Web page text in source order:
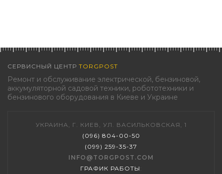
СЕРВИСНЫЙ ЦЕНТР TORGPOST
Ремонт и обслуживание электрической, бензиновой,
аккумуляторной садовой техники, робототехники и
бензинового оборудования в Киеве и Украине
УКРАИНА, Г. КИЕВ, УЛ. ВАСИЛЬКОВСКАЯ, 1
(096) 804-00-50
(099) 259-35-37
INFO@TORGPOST.COM
ГРАФИК РАБОТЫ :